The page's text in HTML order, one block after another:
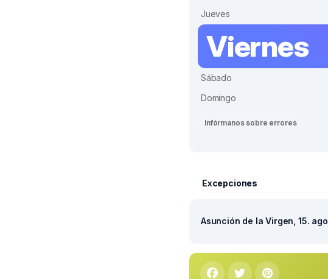
Jueves
Viernes
Sábado
Domingo
Infórmanos sobre errores
Excepciones
Asunción de la Virgen, 15. ago